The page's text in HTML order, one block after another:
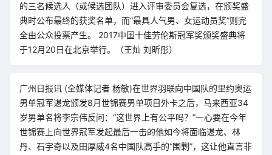
的三名候选人（或候选团队）进入评审委员会复选，在颁奖盛
典时公布最终的获奖名单，而“最具人气男、女运动员奖”则完
全由公众投票产生。 2017中国十佳劳伦斯冠军奖颁奖盛典将
于12月20日在北京举行。（王灿 刘昕彤）
广州日报讯 (全媒体记者 杨敏)在世界羽联向中国队的里约奥运
男单冠军谌龙颁发8月世锦赛男单项目外卡之后，马来西亚34
岁男单名将李宗伟反问：“这世界上有公平吗？”一心要在今年
世锦赛上向世界冠军发起最后一击的他如今将面临谌龙、林
丹、石宇奇以及田厚威4名中国队高手的“围剿”，这让他直言非